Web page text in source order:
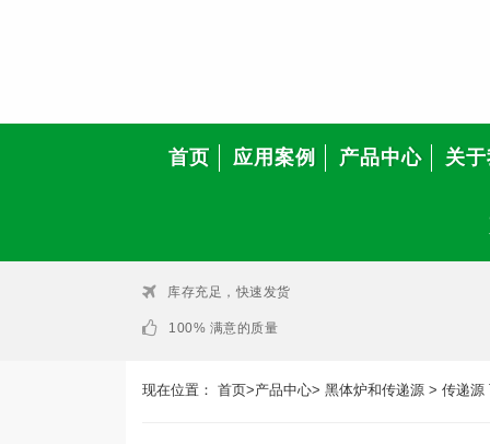
首页 应用案例 产品中心 关
库存充足，快速发货
100% 满意的质量
现在位置： 首页>产品中心> 黑体炉和传递源 > 传递源